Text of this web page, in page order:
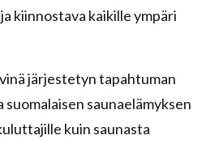
kiinnostava kaikille ympäri
järjestetyn tapahtuman
saunaelämyksen
kuin saunasta